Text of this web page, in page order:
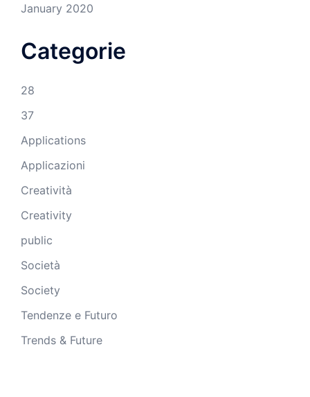
January 2020
Categorie
28
37
Applications
Applicazioni
Creatività
Creativity
public
Società
Society
Tendenze e Futuro
Trends & Future